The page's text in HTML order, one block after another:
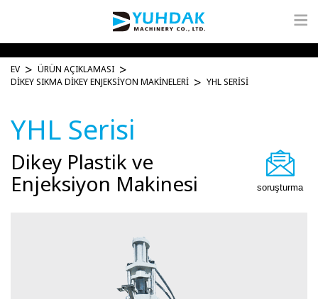
EV
ÜRÜN AÇIKLAMASI
DIKEY SIKMA DIKEY ENJEKSIYON MAKINELERI
YHL SERISI
YHL Serisi
Dikey Plastik ve
Enjeksiyon Makinesi
soruşturma